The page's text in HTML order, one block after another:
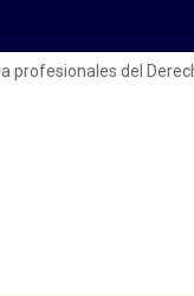
profesionales del